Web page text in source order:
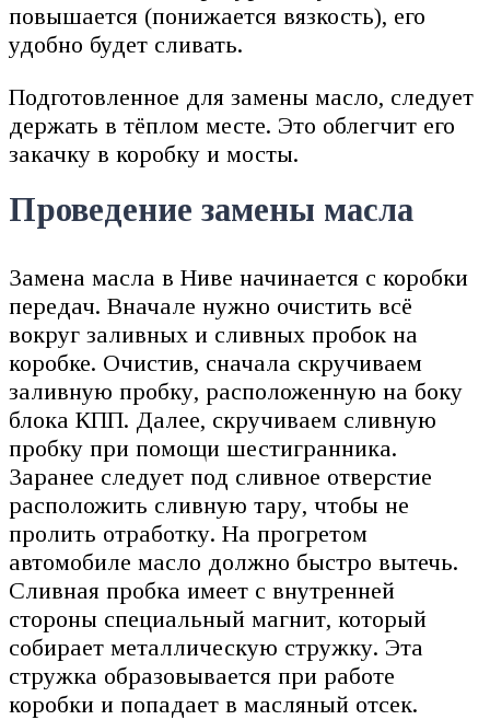
повышается (понижается вязкость), его
удобно будет сливать.
Подготовленное для замены масло, следует
держать в тёплом месте. Это облегчит его
закачку в коробку и мосты.
Проведение замены масла
Замена масла в Ниве начинается с коробки
передач. Вначале нужно очистить всё
вокруг заливных и сливных пробок на
коробке. Очистив, сначала скручиваем
заливную пробку, расположенную на боку
блока КПП. Далее, скручиваем сливную
пробку при помощи шестигранника.
Заранее следует под сливное отверстие
расположить сливную тару, чтобы не
пролить отработку. На прогретом
автомобиле масло должно быстро вытечь.
Сливная пробка имеет с внутренней
стороны специальный магнит, который
собирает металлическую стружку. Эта
стружка образовывается при работе
коробки и попадает в масляный отсек.